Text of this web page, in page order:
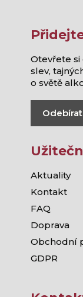
Otevřete
slev,
o světě
Odebírat
Aktuality
Kontakt
FAQ
Doprava
Obchodní
GDPR